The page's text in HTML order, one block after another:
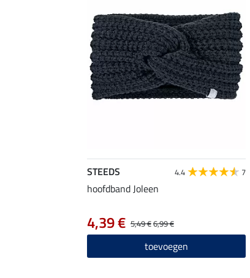
STEEDS 4.4 7
hoofdband Joleen
5,49 €6,99 €
4,39 €
toevoegen